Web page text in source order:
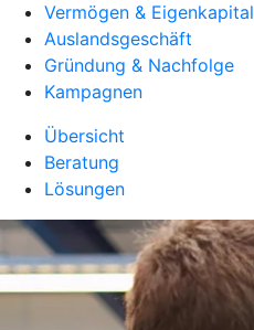
Vermögen & Eigenkapital
Auslandsgeschäft
Gründung & Nachfolge
Kampagnen
Übersicht
Beratung
Lösungen